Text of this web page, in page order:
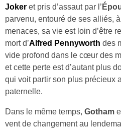
Joker et pris d’assaut par l’
parvenu, entouré de ses alliés,
menaces, sa vie est loin d’être
mort d’Alfred Pennyworth des
vide profond dans le cœur des
et cette perte est d’autant plus
qui voit partir son plus précieux
paternelle.
Dans le même temps, Gotham
vent de changement au